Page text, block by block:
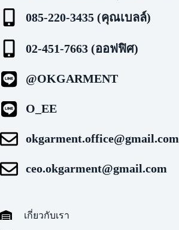
085-220-3435 (คุณเบลล์)
02-451-7663 (ออฟฟิศ)
@OKGARMENT
O_EE
okgarment.office@gmail.com
ceo.okgarment@gmail.com
เกี่ยวกับเรา